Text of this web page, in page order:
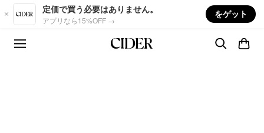
Skip to main content
定価で買う必要はありません。
アプリなら15%OFF →
をゲット